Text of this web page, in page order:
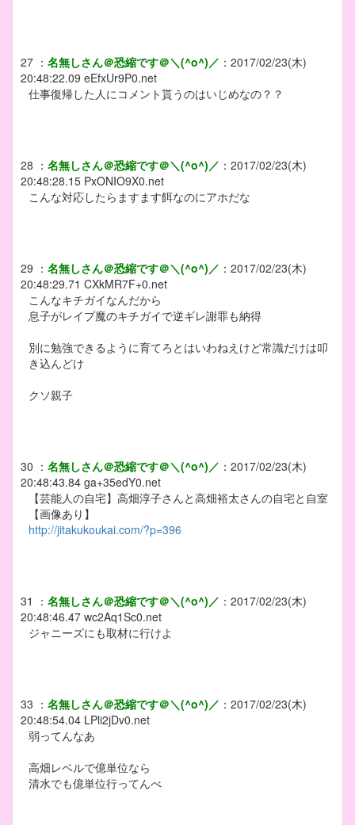
27 ： 名無しさん＠恐縮です＠＼(^o^)／ ： 2017/02/23(木)
20:48:22.09 eEfxUr9P0.net
仕事復帰した人にコメント貰うのはいじめなの？？
28 ： 名無しさん＠恐縮です＠＼(^o^)／ ： 2017/02/23(木)
20:48:28.15 PxONIO9X0.net
こんな対応したらますます餌なのにアホだな
29 ： 名無しさん＠恐縮です＠＼(^o^)／ ： 2017/02/23(木)
20:48:29.71 CXkMR7F+0.net
こんなキチガイなんだから
息子がレイプ魔のキチガイで逆ギレ謝罪も納得
別に勉強できるように育てろとはいわねえけど常識だけは叩
き込んどけ
クソ親子
30 ： 名無しさん＠恐縮です＠＼(^o^)／ ： 2017/02/23(木)
20:48:43.84 ga+35edY0.net
【芸能人の自宅】高畑淳子さんと高畑裕太さんの自宅と自室
【画像あり】
http://jitakukoukai.com/?p=396
31 ： 名無しさん＠恐縮です＠＼(^o^)／ ： 2017/02/23(木)
20:48:46.47 wc2Aq1Sc0.net
ジャニーズにも取材に行けよ
33 ： 名無しさん＠恐縮です＠＼(^o^)／ ： 2017/02/23(木)
20:48:54.04 LPli2jDv0.net
弱ってんなあ
高畑レベルで億単位なら
清水でも億単位行ってんべ